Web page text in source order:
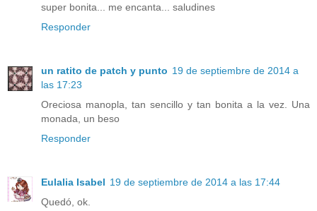
super bonita... me encanta... saludines
Responder
un ratito de patch y punto 19 de septiembre de 2014 a
las 17:23
Oreciosa manopla, tan sencillo y tan bonita a la vez. Una
monada, un beso
Responder
Eulalia Isabel 19 de septiembre de 2014 a las 17:44
Quedó, ok.